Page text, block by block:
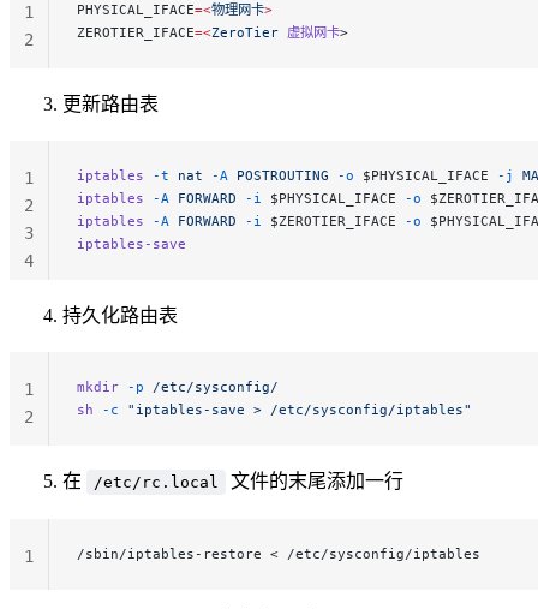
PHYSICAL_IFACE=<物理网卡>
ZEROTIER_IFACE=<ZeroTier 虚拟网卡>
1
2
更新路由表
iptables -t nat -A POSTROUTING -o $PHYSICAL_IFACE -j
iptables -A FORWARD -i $PHYSICAL_IFACE -o
iptables -A FORWARD -i $ZEROTIER_IFACE -o
iptables-save
1
2
3
4
持久化路由表
mkdir -p /etc/sysconfig/
sh -c "iptables-save > /etc/sysconfig/iptables"
1
2
在 /etc/rc.local 文件的末尾添加一行
/sbin/iptables-restore < /etc/sysconfig/iptables
1